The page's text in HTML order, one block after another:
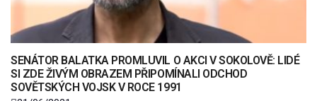
SENÁTOR BALATKA PROMLUVIL O AKCI V SOKOLOVĚ: LIDÉ
SI ZDE ŽIVÝM OBRAZEM PŘIPOMÍNALI ODCHOD
SOVĚTSKÝCH VOJSK V ROCE 1991